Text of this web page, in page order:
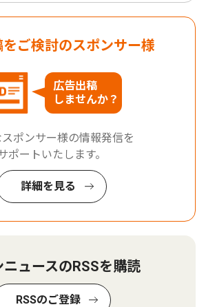
ご検討のスポンサー様
広告出稿
しませんか？
ポンサー様の情報発信を
ポートいたします。
詳細を見る
ニュースのRSSを購読
RSSのご登録